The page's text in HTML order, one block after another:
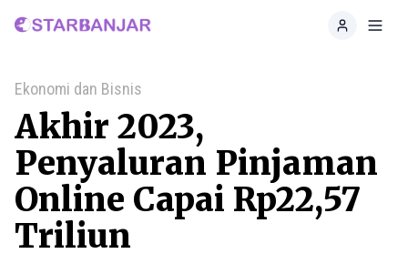
Home
Ekonomi dan Bisnis
Akhir 2023,
Penyaluran Pinjaman
Online Capai Rp22,57
Triliun